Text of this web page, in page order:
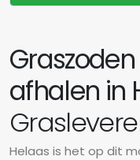
afhalen in
Helaas is het op dit